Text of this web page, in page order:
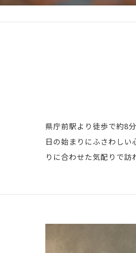
県庁前駅より徒歩で約8
日の始まりにふさわし
りに合わせた気配りで訪